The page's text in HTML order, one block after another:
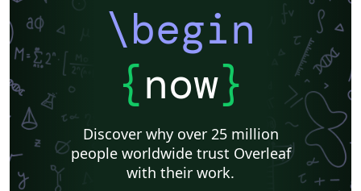
\begin
{now}
Discover why over 25 million
people worldwide trust Overleaf
with their work.